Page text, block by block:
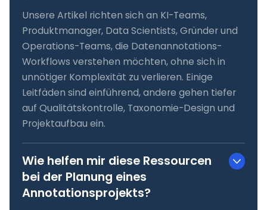
Unsere Artikel richten sich an KI-Teams,
Produktmanager, Data Scientists, Gründer und
Operations-Teams, die Datenannotations-
Workflows verstehen möchten, ohne sich in
unnötiger Komplexität zu verlieren. Einige
Leitfäden sind einführend, andere gehen tiefer
auf Qualitätskontrolle, Taxonomie-Design und
Projektaufbau ein.
Wie helfen mir diese Ressourcen
bei der Planung eines
Annotationsprojekts?